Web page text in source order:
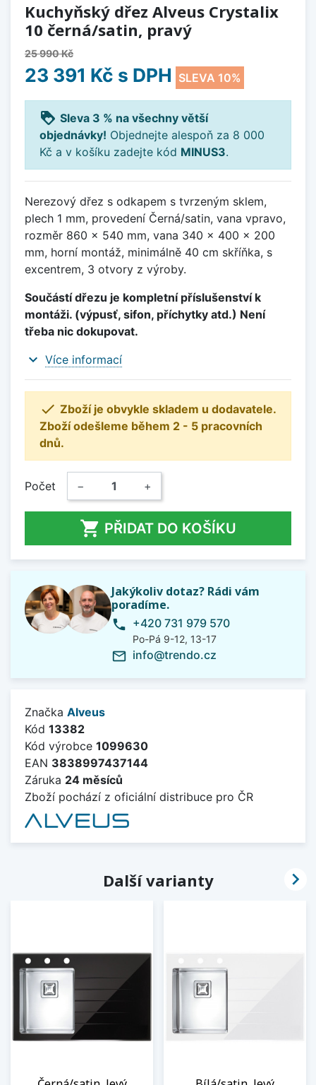
Kuchyňský dřez Alveus Crystalix
10 černá/satin, pravý
25 990 Kč
23 391 Kč s DPH SLEVA 10%
loyalty Sleva 3 % na všechny větší
objednávky! Objednejte alespoň za 8 000
Kč a v košíku zadejte kód MINUS3.
Nerezový dřez s odkapem s tvrzeným sklem,
plech 1 mm, provedení Černá/satin, vana vpravo,
rozměr 860 x 540 mm, vana 340 x 400 x 200
mm, horní montáž, minimálně 40 cm skříňka, s
excentrem, 3 otvory z výroby.
Součástí dřezu je kompletní příslušenství k
montáži. (výpusť, sifon, příchytky atd.) Není
třeba nic dokupovat.
expand_more Více informací
 Zboží je obvykle skladem u dodavatele.
Zboží odešleme během 2 - 5 pracovních
dnů.
Počet − +
 PŘIDAT DO KOŠÍKU
Jakýkoliv dotaz? Rádi vám
poradíme.
phone +420 731 979 570
Po-Pá 9-12, 13-17
mail_outline info@trendo.cz
Značka Alveus
Kód 13382
Kód výrobce 1099630
EAN 3838997437144
Záruka 24 měsíců
Zboží pochází z oficiální distribuce pro ČR
Další varianty 